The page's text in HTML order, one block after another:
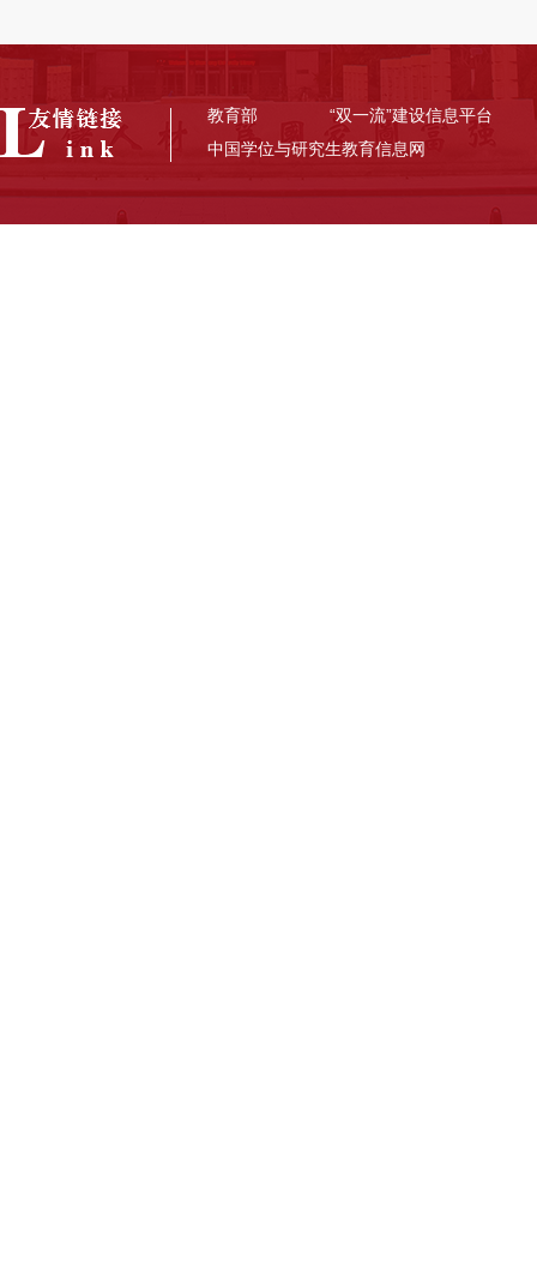
教育部
“双一流”建设信息平台
中国学位与研究生教育信息网